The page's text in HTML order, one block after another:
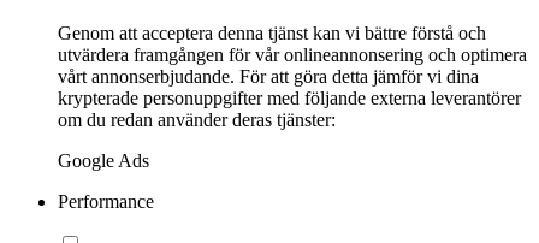
Genom att acceptera denna tjänst kan vi bättre förstå och
utvärdera framgången för vår onlineannonsering och optimera
vårt annonserbjudande. För att göra detta jämför vi dina
krypterade personuppgifter med följande externa leverantörer
om du redan använder deras tjänster:
Google Ads
Performance